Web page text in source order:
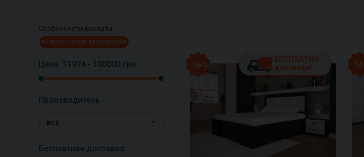
Особенности кровати:
С ПОДЪЕМНЫМ МЕХАНИЗМОМ
Цена 11974- 100000грн.
Производитель
ВСЕ
Бесплатная доставка
- 16 %
БЕСПЛАТНО
доставим!
- 14